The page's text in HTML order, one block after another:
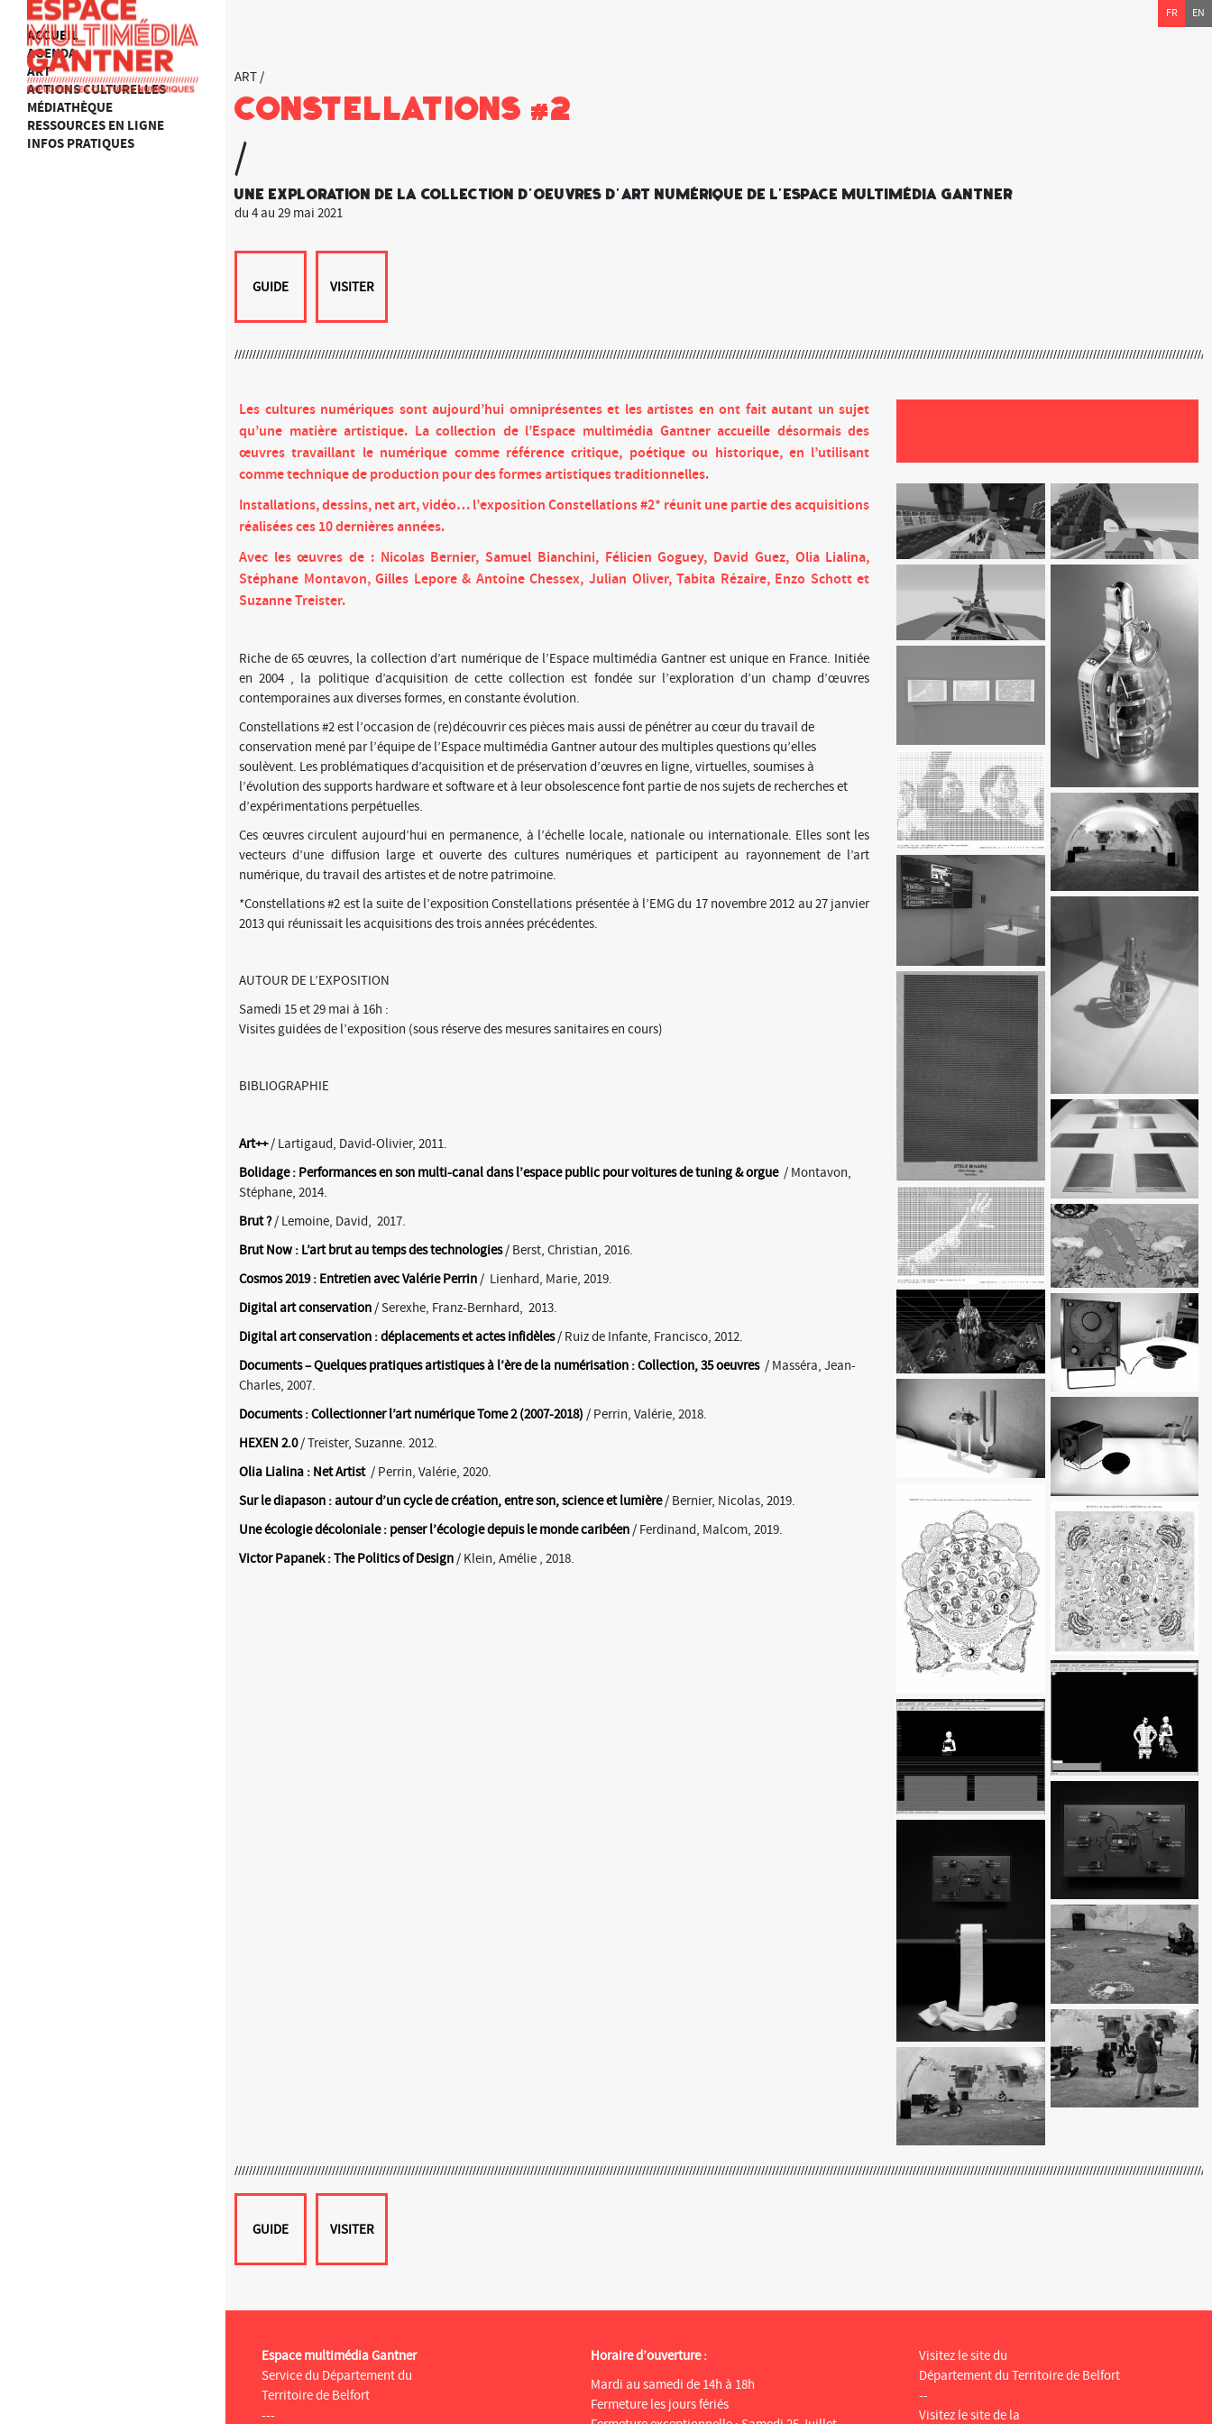
ACCUEIL
AGENDA
ART
ACTIONS CULTURELLES
MÉDIATHÈQUE
RESSOURCES EN LIGNE
INFOS PRATIQUES
ART /
Constellations #2
/
Une exploration de la collection d'oeuvres d'art numérique de l'Espace multimédia Gantner
du 4 au 29 mai 2021
GUIDE VISITER
Les cultures numériques sont aujourd’hui omniprésentes et les artistes en ont fait autant un sujet
qu’une matière artistique. La collection de l’Espace multimédia Gantner accueille désormais des
œuvres travaillant le numérique comme référence critique, poétique ou historique, en l’utilisant
comme technique de production pour des formes artistiques traditionnelles.
Installations, dessins, net art, vidéo… l’exposition Constellations #2* réunit une partie des acquisitions
réalisées ces 10 dernières années.
Avec les œuvres de : Nicolas Bernier, Samuel Bianchini, Félicien Goguey, David Guez, Olia Lialina,
Stéphane Montavon, Gilles Lepore & Antoine Chessex, Julian Oliver, Tabita Rézaire, Enzo Schott et
Suzanne Treister.
Riche de 65 œuvres, la collection d’art numérique de l’Espace multimédia Gantner est unique en France. Initiée
en 2004 , la politique d’acquisition de cette collection est fondée sur l’exploration d’un champ d’œuvres
contemporaines aux diverses formes, en constanteévolution.
Constellations #2 est l’occasion de (re)découvrir ces pièces mais aussi de pénétrer au cœur du travail de
conservation mené par l’équipe de l’Espace multimédia Gantner autour des multiples questions qu’elles
soulèvent. Les problématiques d’acquisition et de préservation d’œuvres en ligne, virtuelles, soumises à
l’évolution des supports hardware et software et à leur obsolescence font partie de nos sujets de recherches et
d’expérimentations perpétuelles.
Ces œuvres circulent aujourd’hui en permanence, à l’échelle locale, nationale ou internationale. Elles sont les
vecteurs d’une diffusion large et ouverte des cultures numériques et participent au rayonnement de l’art
numérique, du travail des artistes et de notre patrimoine.
*Constellations #2 est la suite de l’exposition Constellations présentée à l’EMG du 17 novembre 2012 au 27 janvier
2013 qui réunissait les acquisitions des trois années précédentes.
AUTOUR DE L’EXPOSITION
Samedi 15 et 29 mai à 16h :
Visites guidées de l’exposition (sous réserve des mesures sanitaires en cours)
BIBLIOGRAPHIE
Art++/ Lartigaud, David-Olivier, 2011.
Bolidage : Performances en son multi-canal dans l’espace public pour voitures de tuning & orgue/ Montavon,
Stéphane, 2014.
Brut ?/ Lemoine, David, 2017.
Brut Now : L’art brut au temps des technologies/ Berst, Christian, 2016.
Cosmos 2019 : Entretien avec Valérie Perrin/ Lienhard, Marie, 2019.
Digital art conservation/ Serexhe, Franz-Bernhard, 2013.
Digital art conservation : déplacements et actes infidèles/ Ruiz de Infante, Francisco, 2012.
Documents – Quelques pratiques artistiques à l’ère de la numérisation : Collection, 35 oeuvres / Masséra, Jean-
Charles, 2007.
Documents : Collectionner l’art numérique Tome 2 (2007-2018) / Perrin, Valérie, 2018.
HEXEN 2.0/ Treister, Suzanne. 2012.
Olia Lialina : Net Artist/ Perrin, Valérie, 2020.
Sur le diapason : autour d’un cycle de création, entre son, science et lumière/ Bernier, Nicolas, 2019.
Une écologie décoloniale : penser l’écologie depuis le monde caribéen/ Ferdinand, Malcom, 2019.
Victor Papanek : The Politics of Design/ Klein, Amélie , 2018.
GUIDE VISITER
Espace multimédia Gantner
Service du Département du
Territoire de Belfort
---
Horaire d’ouverture :
Mardi au samedi de 14h à 18h
Fermeture les jours fériés
Visitez le site du
Département du Territoire de Belfort
--
Visitez le site de la
FR EN